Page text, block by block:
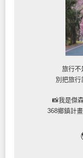
旅行不
別把旅行
📸我是傑
368鄉鎮計